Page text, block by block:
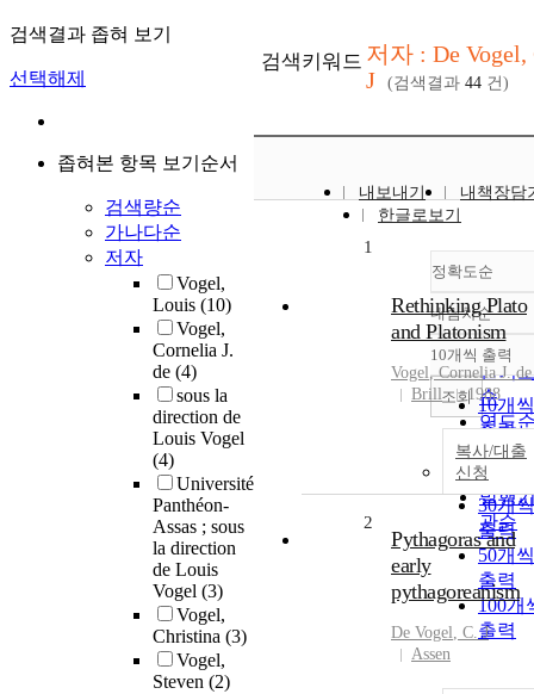
검색결과 좁혀 보기
선택해제
좁혀본 항목 보기순서
검색량순
가나다순
저자
Vogel,
Louis (10)
Vogel,
Cornelia J.
de (4)
sous la
direction de
Louis Vogel
(4)
Université
Panthéon-
Assas ; sous
la direction
de Louis
Vogel (3)
Vogel,
Christina (3)
Vogel,
Steven (2)
검색키워드 저자 : De Vogel,
J
(검색결과 44 건)
내보내기
내책장담
한글로보기
정확도순
정확
순
인기
순
연도
제목
저자
발행
관순
내림차순
내림
10개씩 출력
10개씩
출력
20개씩
출력
30개씩
출력
50개씩
출력
100개
출력
조회
1
Rethinking Plato
and Platonism
Vogel, Cornelia J.de
Brill
1988
복사/대출
신청
2
Pythagoras and
early
pythagoreanism
De Vogel, C. J
Assen